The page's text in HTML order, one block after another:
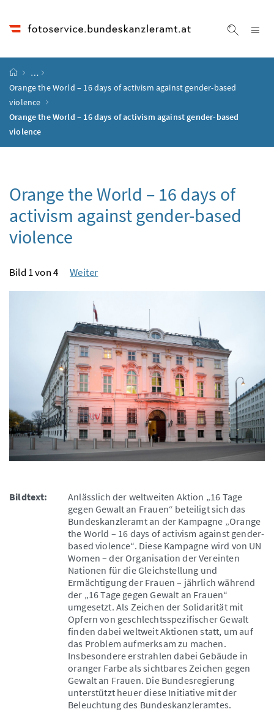
Startseite
…
Orange the World – 16 days of activism against gender-based
violence
Orange the World – 16 days of activism against gender-based
violence
Orange the World – 16 days of
activism against gender-based
violence
Bild 1 von 4 Weiter
Bildtext:
Anlässlich der weltweiten Aktion „16 Tage
gegen Gewalt an Frauen“ beteiligt sich das
Bundeskanzleramt an der Kampagne „Orange
the World – 16 days of activism against gender-
based violence“. Diese Kampagne wird von UN
Women – der Organisation der Vereinten
Nationen für die Gleichstellung und
Ermächtigung der Frauen – jährlich während
der „16 Tage gegen Gewalt an Frauen“
umgesetzt. Als Zeichen der Solidarität mit
Opfern von geschlechtsspezifischer Gewalt
finden dabei weltweit Aktionen statt, um auf
das Problem aufmerksam zu machen.
Insbesondere erstrahlen dabei Gebäude in
oranger Farbe als sichtbares Zeichen gegen
Gewalt an Frauen. Die Bundesregierung
unterstützt heuer diese Initiative mit der
Beleuchtung des Bundeskanzleramtes.